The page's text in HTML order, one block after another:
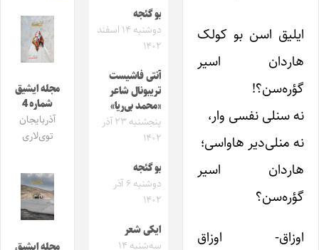
ایلیق اسن بو کولک
هاردان اسیر
گؤره‌سن؟!
نه سنلی نفسی وار،
نه منلی‌دیر هاواسی؛
هاردان اسیر
گؤره‌سن؟
اوزاق- اوزاق
بو گئجه
دوشنبه ۱۴ اسفند
۱۴۰۲
آنتی فاشیست
تریبونال شاعر
«محمد بی‌ریا»
پنجشنبه ۲۳ آذر
۱۴۰۲
بو گئجه
دوشنبه ۶ آذر
۱۴۰۲
ایکی شعر
سه‌شنبه ۱۴
مجله ایشیق
شماره 4
آذربایجان
توی‌لاری